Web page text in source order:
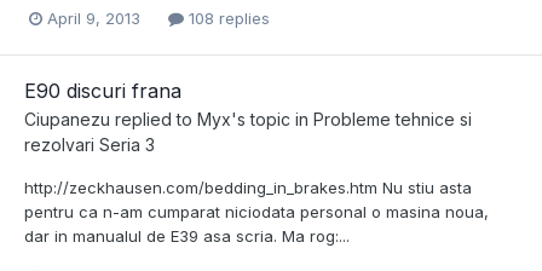
April 9, 2013 108 replies
E90 discuri frana
Ciupanezu replied to Myx's topic in Probleme tehnice si
rezolvari Seria 3
http://zeckhausen.com/bedding_in_brakes.htm Nu stiu asta
pentru ca n-am cumparat niciodata personal o masina noua,
dar in manualul de E39 asa scria. Ma rog:...